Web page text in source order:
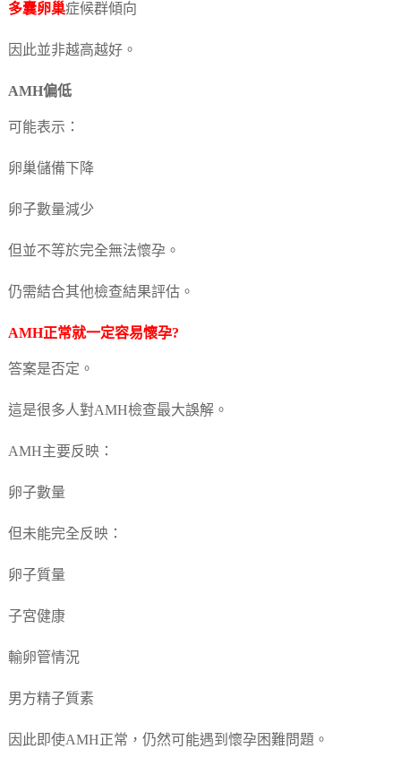
多囊卵巢症候群傾向
因此並非越高越好。
AMH偏低
可能表示：
卵巢儲備下降
卵子數量減少
但並不等於完全無法懷孕。
仍需結合其他檢查結果評估。
AMH正常就一定容易懷孕?
答案是否定。
這是很多人對AMH檢查最大誤解。
AMH主要反映：
卵子數量
但未能完全反映：
卵子質量
子宮健康
輸卵管情況
男方精子質素
因此即使AMH正常，仍然可能遇到懷孕困難問題。